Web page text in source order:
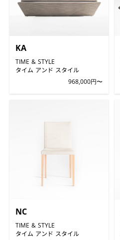
KA
TIME & STYLE
タイム アンド スタイル
968,000円〜
NC
TIME & STYLE
タイム アンド スタイル